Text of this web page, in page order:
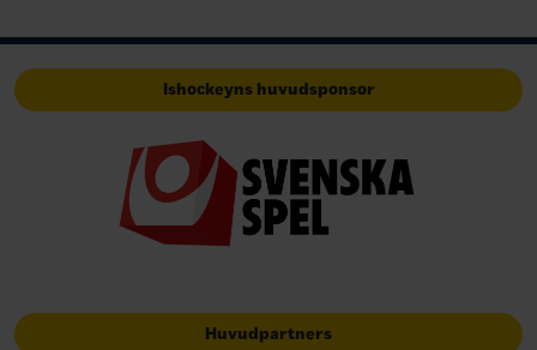
Ishockeyns huvudsponsor
Huvudpartners